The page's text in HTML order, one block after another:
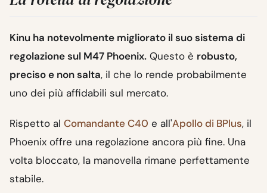
Kinu ha notevolmente migliorato il suo sistema di
regolazione sul M47 Phoenix. Questo è robusto,
preciso e non salta, il che lo rende probabilmente
uno dei più affidabili sul mercato.
Rispetto al Comandante C40 e all'Apollo di BPlus, il
Phoenix offre una regolazione ancora più fine. Una
volta bloccato, la manovella rimane perfettamente
stabile.